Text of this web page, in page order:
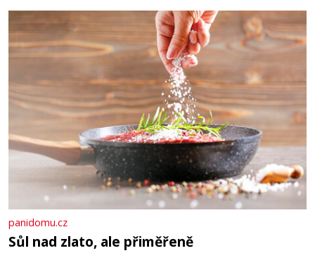
Když se ke mně doneslo, že si manžel pořídil milenku,
panidomu.cz
Sůl nad zlato, ale přiměřeně